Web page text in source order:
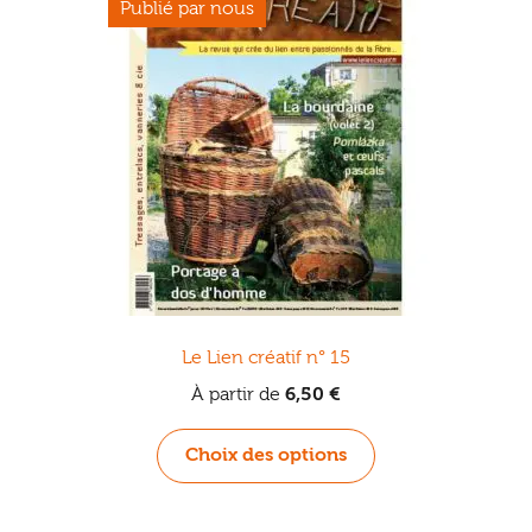
sur
la
page
du
produit
Le Lien créatif n° 15
À partir de 6,50 €
Choix des options
Ce
produit